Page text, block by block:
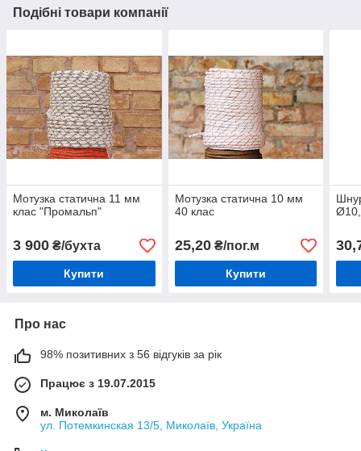
Подібні товари компанії
Мотузка статична 11 мм
клас "Промальп"
3 900 ₴/бухта
Купити
Мотузка статична 10 мм
40 клас
25,20₴/пог.м
Купити
Про нас
98% позитивних з 56 відгуків за рік
Працює з 19.07.2015
м. Миколаїв
ул. Потемкинская 13/5, Миколаїв, Україна